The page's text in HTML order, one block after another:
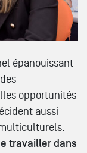
épanouissant
opportunités
aussi
travailler dans